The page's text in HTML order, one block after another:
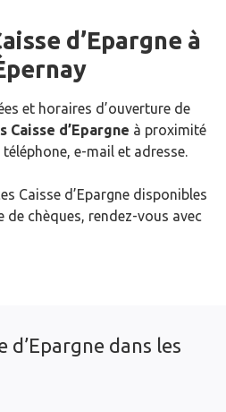
d’Epargne à
et horaires d’ouverture de
Caisse d’Epargne à proximité
e-mail et adresse.
Caisse d’Epargne disponibles
de chèques, rendez-vous avec
d’Epargne dans les